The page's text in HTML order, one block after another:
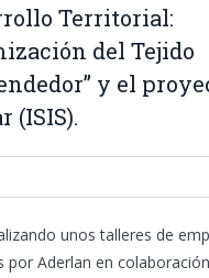
Territorial:
del Tejido
y el
(ISIS).
unos talleres de
por Aderlan en